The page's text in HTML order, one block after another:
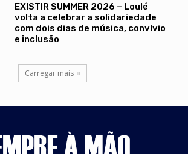
EXISTIR SUMMER 2026 – Loulé
volta a celebrar a solidariedade
com dois dias de música, convívio
e inclusão
Carregar mais